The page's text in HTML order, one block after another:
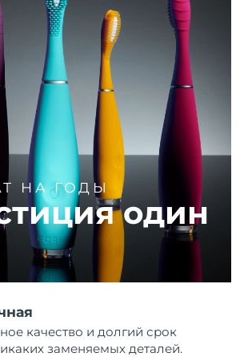
НА ГОДЫ
один
качество и долгий срок
заменяемых деталей.